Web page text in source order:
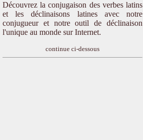
Découvrez la conjugaison des verbes latins
et les déclinaisons latines avec notre
conjugueur et notre outil de déclinaison
l'unique au monde sur Internet.
continue ci-dessous